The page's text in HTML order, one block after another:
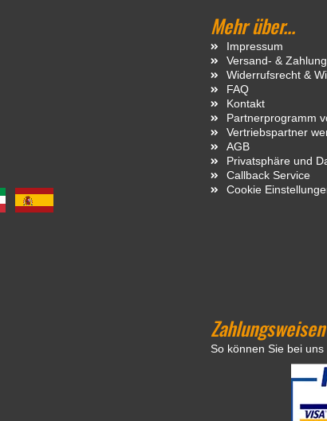
Mehr über...
Impressum
Versand- &
Widerrufsrecht &
FAQ
Kontakt
Partnerprogramm
Vertriebspartner
AGB
Privatsphäre und
Callback Service
Cookie
Zahlungsweisen
So können Sie bei uns